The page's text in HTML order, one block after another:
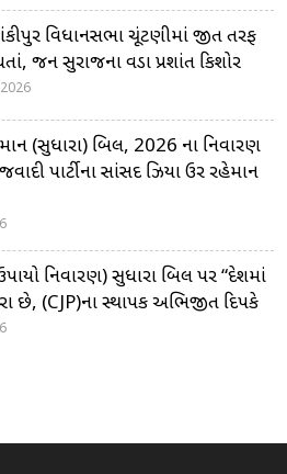
વિધાનસભા ચૂંટણીમાં જીત તરફ
જન સુરાજના વડા પ્રશાંત કિશોર
(સુધારા) બિલ, 2026 ના નિવારણ
પાર્ટીના સાંસદ ઝિયા ઉર રહેમાન
નિવારણ) સુધારા બિલ પર “દેશમાં
છે, (CJP)ના સ્થાપક અભિજીત દિપકે